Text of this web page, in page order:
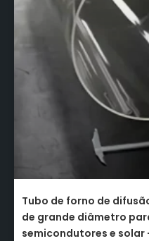
Tubo de forno de
de grande diâmetro
semicondutores e solar -